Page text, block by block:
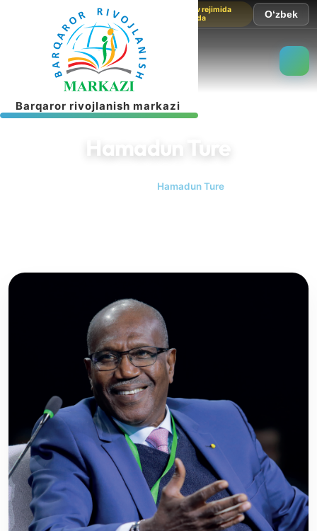
Barqaror rivojlanish markazi
Sayt sinov rejimida
ishlamoqda
O‘zbek
Hamadun Ture
Hamadun Ture